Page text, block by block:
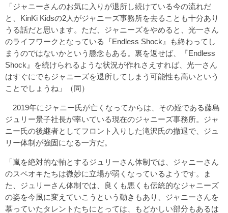
「ジャニーさんのお気に入りが退所し続けている今の流れだ
と、KinKi Kidsの2人がジャニーズ事務所を去ることも十分あり
うる話だと思います。ただ、ジャニーズをやめると、光一さん
のライフワークとなっている『Endless Shock』も終わってし
まうのではないかという懸念もある。裏を返せば、『Endless
Shock』を続けられるような状況が作れさえすれば、光一さん
はすぐにでもジャニーズを退所してしまう可能性も高いという
ことでしょうね」（同）
2019年にジャニー氏が亡くなってからは、その姪である藤島
ジュリー景子社長が率いている現在のジャニーズ事務所。ジャ
ニー氏の後継者としてフロント入りした滝沢氏の撤退で、ジュ
リー体制が強固になる一方だ。
「嵐を絶対的な軸とするジュリーさん体制では、ジャニーさん
のスペオキたちは微妙に立場が弱くなっているようです。ま
た、ジュリーさん体制では、良くも悪くも伝統的なジャニーズ
の姿を今風に変えていこうという動きもあり、ジャニーさんを
慕っていたタレントたちにとっては、もどかしい部分もあるは